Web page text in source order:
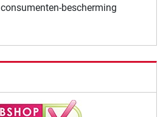
consumenten-bescherming